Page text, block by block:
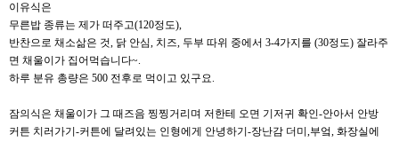
이유식은
무른밥 종류는 제가 떠주고(120정도),
반찬으로 채소삶은 것, 닭 안심, 치즈, 두부 따위 중에서 3-4가지를 (30정도) 잘라주
면 채울이가 집어먹습니다~.
하루 분유 총량은 500 전후로 먹이고 있구요.
잠의식은 채울이가 그 때즈음 찡찡거리며 저한테 오면 기저귀 확인-안아서 안방
커튼 치러가기-커튼에 달려있는 인형에게 안녕하기-장난감 더미,부엌, 화장실에